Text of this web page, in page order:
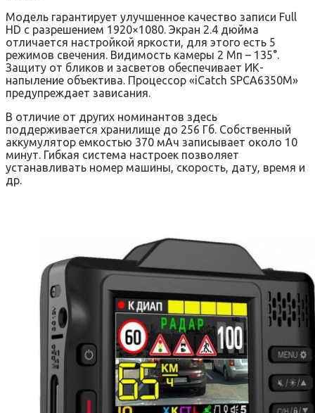
Модель гарантирует улучшенное качество записи Full
HD с разрешением 1920×1080. Экран 2.4 дюйма
отличается настройкой яркости, для этого есть 5
режимов свечения. Видимость камеры 2 Мп – 135°.
Защиту от бликов и засветов обеспечивает ИК-
напыление объектива. Процессор «iCatch SPCA6350M»
предупреждает зависания.
В отличие от других номинантов здесь
поддерживается хранилище до 256 Гб. Собственный
аккумулятор емкостью 370 мАч записывает около 10
минут. Гибкая система настроек позволяет
устанавливать номер машины, скорость, дату, время и
др.